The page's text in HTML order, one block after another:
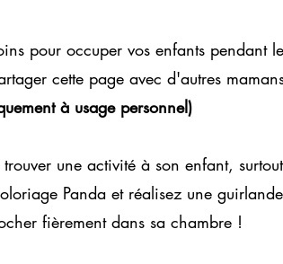
pour occuper vos enfants pendant
cette page avec d'autres
à usage personnel)
une activité à son enfant,
Panda et réalisez une
fièrement dans sa chambre !